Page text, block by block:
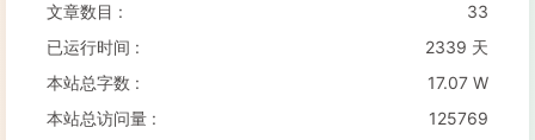
文章数目 :
33
已运行时间 :
2339 天
本站总字数 :
17.07 W
本站总访问量 :
125769